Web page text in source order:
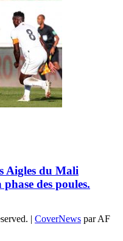
Aigles du Mali
des poules.
| CoverNews par AF